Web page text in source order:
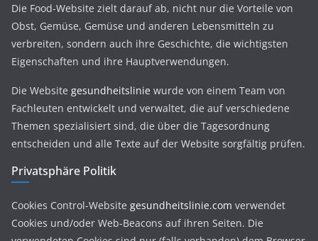
Die Food-Website zielt darauf ab, nicht nur die Vorteile von
Obst, Gemüse, Gemüse und anderen Lebensmitteln zu
verbreiten, sondern auch ihre Geschichte, die wichtigsten
Eigenschaften und ihre Hauptverwendungen.
Die Website gesundheitslinie wurde von einem Team von
Fachleuten entwickelt und verwaltet, die auf verschiedene
Themen spezialisiert sind, die über die Tagesordnung
entscheiden und alle Texte auf der Website sorgfältig prüfen.
Privatsphäre Politik
Cookies Control-Website gesundheitslinie.com verwendet
Cookies und/oder Web-Beacons auf ihren Seiten. Die